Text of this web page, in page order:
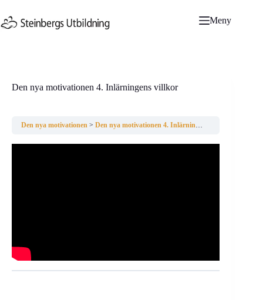
till
innehåll
Meny
Den nya motivationen 4. Inlärningens villkor
Den nya motivationen Den nya motivationen 4. Inlärningens villkor